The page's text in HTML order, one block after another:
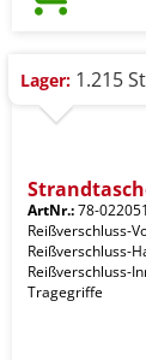
Lager: 1.215
ArtNr.:78-
Reißverschluss-
Reißverschluss-
Reißverschluss-
Tragegriffe